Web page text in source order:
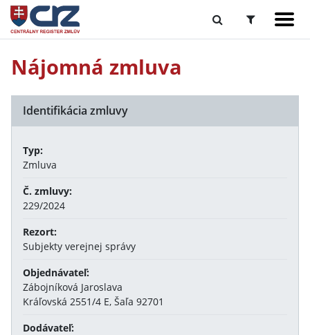
Nájomná zmluva
Identifikácia zmluvy
Typ:
Zmluva
Č. zmluvy:
229/2024
Rezort:
Subjekty verejnej správy
Objednávateľ:
Zábojníková Jaroslava
Kráľovská 2551/4 E, Šaľa 92701
Dodávateľ: